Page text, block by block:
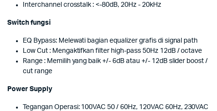
Interchannel crosstalk : <-80dB, 20Hz - 20kHz
Switch fungsi
EQ Bypass: Melewati bagian equalizer grafis di signal path
Low Cut : Mengaktifkan filter high-pass 50Hz 12dB / octave
Range : Memilih yang baik +/- 6dB atau +/- 12dB slider boost /
cut range
Power Supply
Tegangan Operasi: 100VAC 50 / 60Hz, 120VAC 60Hz, 230VAC